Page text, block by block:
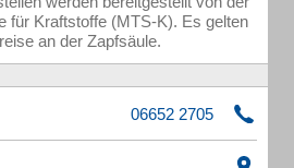
für Kraftstoffe (MTS-K). Es gelten
an der Zapfsäule.